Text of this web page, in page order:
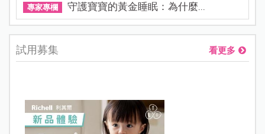
專家專欄 守護寶寶的黃金睡眠：為什麼...
試用募集 看更多